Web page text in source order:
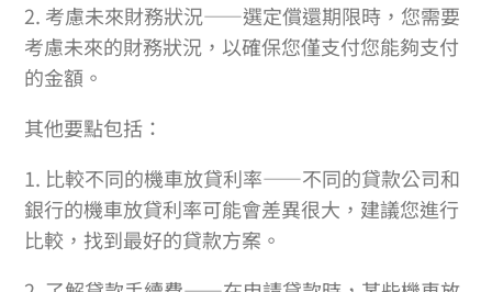
2. 考慮未來財務狀況——選定償還期限時，您需要
考慮未來的財務狀況，以確保您僅支付您能夠支付
的金額。
其他要點包括：
1. 比較不同的機車放貸利率——不同的貸款公司和
銀行的機車放貸利率可能會差異很大，建議您進行
比較，找到最好的貸款方案。